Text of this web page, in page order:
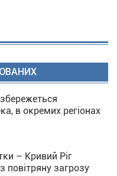
в окремих регіонах
– Кривий Ріг
повітряну загрозу